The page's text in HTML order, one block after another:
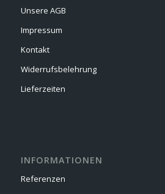
Unsere AGB
Impressum
Kontakt
Widerrufsbelehrung
Lieferzeiten
INFORMATIONEN
Referenzen